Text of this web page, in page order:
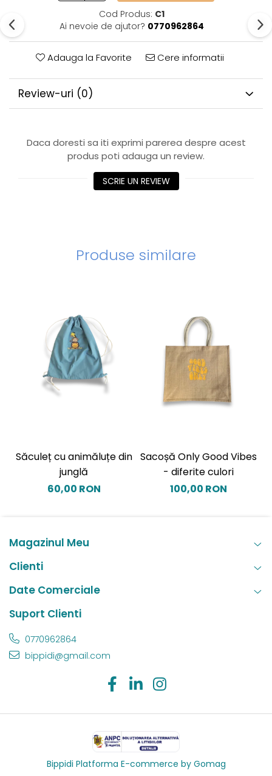
Cod Produs: C1
Ai nevoie de ajutor? 0770962864
Adauga la Favorite Cere informatii
Review-uri (0)
Daca doresti sa iti exprimi parerea despre acest
produs poti adauga un review.
SCRIE UN REVIEW
Produse similare
Săculeț cu animăluțe din
junglă
60,00 RON
Sacoșă Only Good Vibes
- diferite culori
100,00 RON
Magazinul Meu
Clienti
Date Comerciale
Suport Clienti
0770962864
bippidi@gmail.com
Bippidi Platforma E-commerce by Gomag